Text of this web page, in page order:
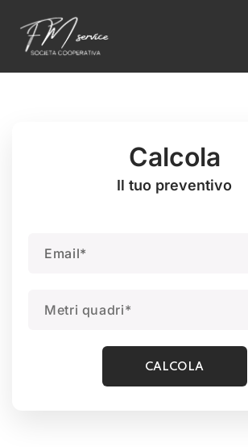
Calcola
Il tuo preventivo